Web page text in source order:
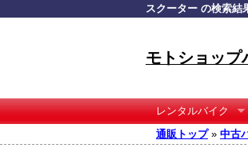
スクーター の検索結
モトショップ
レンタルバイク
通販トップ» 中古